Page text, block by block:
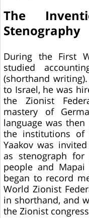
The
Stenography
During the First
studied
(shorthand
to Israel, he was
the Zionist
mastery of
language was
the institutions of
Yaakov was
as stenograph
people and Mapai
began to record
World Zionist
in shorthand, and
the Zionist